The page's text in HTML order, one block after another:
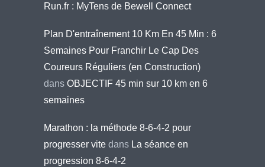
Run.fr : MyTens de Bewell Connect
Plan D'entraînement 10 Km En 45 Min : 6
Semaines Pour Franchir Le Cap Des
Coureurs Réguliers (en Construction)
dans OBJECTIF 45 min sur 10 km en 6
semaines
Marathon : la méthode 8-6-4-2 pour
progresser vite dans La séance en
progression 8-6-4-2